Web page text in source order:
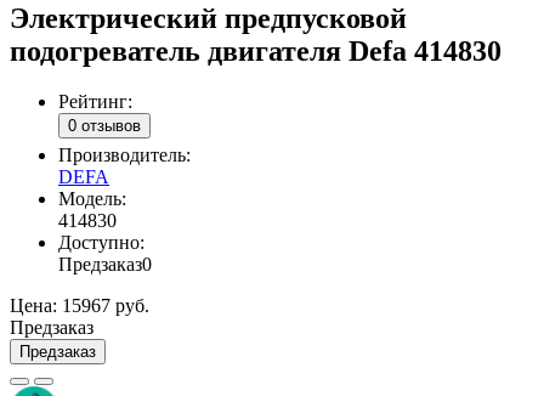
Электрический предпусковой
подогреватель двигателя Defa 414830
Рейтинг:
0 отзывов
Производитель:
DEFA
Модель:
414830
Доступно:
Предзаказ0
Цена: 15967 руб.
Предзаказ
Предзаказ